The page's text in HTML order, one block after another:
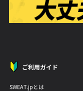
ご利用ガイド
SWEAT.jpとは